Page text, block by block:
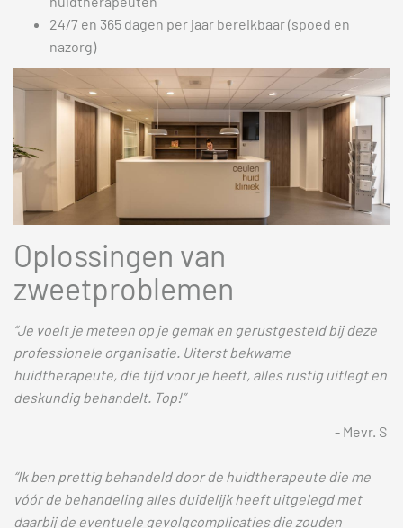
24/7 en 365 dagen per jaar bereikbaar (spoed en
nazorg)
Oplossingen van
zweetproblemen
“Je voelt je meteen op je gemak en gerustgesteld bij deze
professionele organisatie. Uiterst bekwame
huidtherapeute, die tijd voor je heeft, alles rustig uitlegt en
deskundig behandelt. Top!”
- Mevr. S
“Ik ben prettig behandeld door de huidtherapeute die me
vóór de behandeling alles duidelijk heeft uitgelegd met
daarbij de eventuele gevolgcomplicaties die zouden